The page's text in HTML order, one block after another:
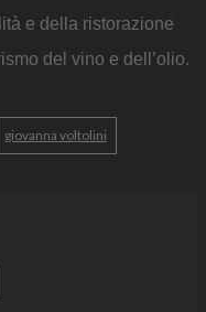
e della ristorazione
del vino e dell’olio.
giovanna voltolini